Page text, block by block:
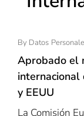
By Datos
Aprobado el
internacional
y EEUU
La Comisión